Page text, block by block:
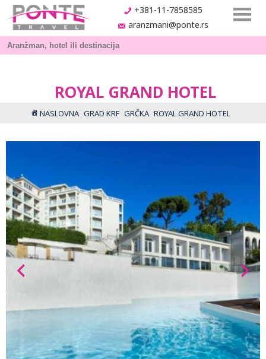
+381-11-7858585
aranzmani@ponte.rs
ROYAL GRAND HOTEL
NASLOVNA GRAD KRF GRČKA ROYAL GRAND HOTEL